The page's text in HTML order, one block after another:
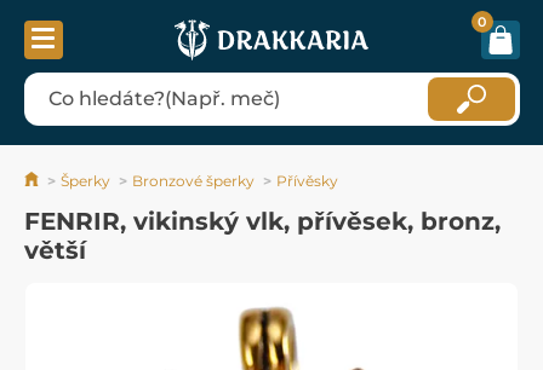
0
Šperky Bronzové šperky Přívěsky
FENRIR, vikinský vlk, přívěsek, bronz,
větší